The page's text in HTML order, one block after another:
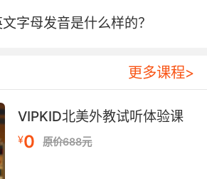
力培养和训练。英语作为一门语言其实
再将自己听到的转化成自己的语言表
学接受系统专业的语言知识教学。那
帮助孩子建立起英语思维来，对之后
很有帮助的。
字母发音是什么样的？
更多课程>
VIPKID北美外教试听体验课
¥0 原价688元